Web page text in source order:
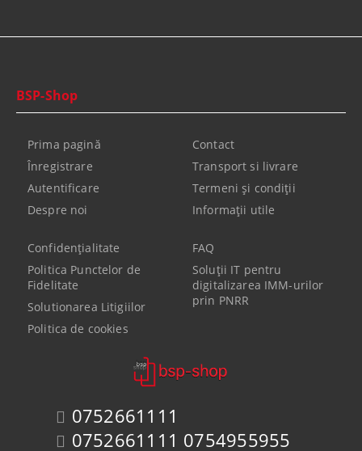
0752661111
0752661111 0754955955
BSP-Shop
Prima pagină
Înregistrare
Autentificare
Despre noi
Contact
Transport si livrare
Termeni şi condiţii
Informaţii utile
Confidenţialitate
Politica Punctelor de
Fidelitate
Solutionarea Litigiilor
Politica de cookies
FAQ
Soluții IT pentru
digitalizarea IMM-urilor
prin PNRR